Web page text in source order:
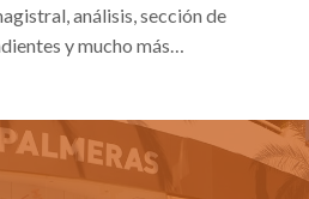
análisis, sección de
y mucho más…